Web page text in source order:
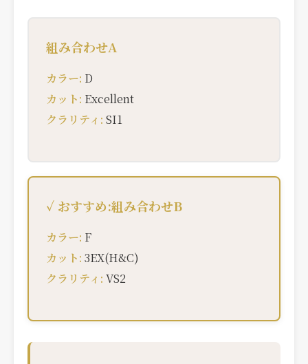
組み合わせA
カラー: D
カット: Excellent
クラリティ: SI1
✓ おすすめ:組み合わせB
カラー: F
カット: 3EX(H&C)
クラリティ: VS2